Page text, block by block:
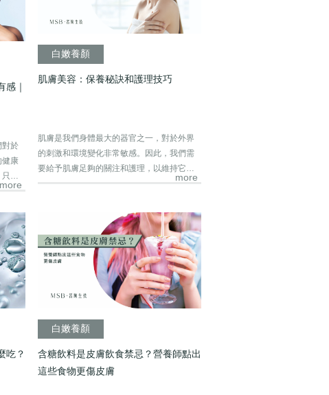
感｜
對於
健康
加
more
白嫩養顏
肌膚美容：保養秘訣和護理技巧
肌膚是我們身體最大的器官之一，對於外界
的刺激和環境變化非常敏感。因此，我們需
要給予肌膚足夠的關注和護理，以維持它的
more
吃？
白嫩養顏
含糖飲料是皮膚飲食禁忌？營養師點出
這些食物更傷皮膚